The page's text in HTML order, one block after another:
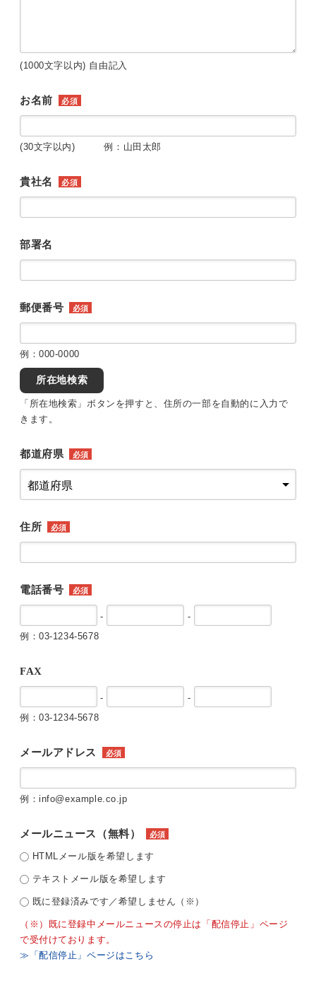
(1000文字以内) 自由記入
お名前 必須
(30文字以内) 例：山田太郎
貴社名 必須
部署名
郵便番号 必須
例：000-0000
所在地検索
「所在地検索」ボタンを押すと、住所の一部を自動的に入力で
きます。
都道府県 必須
住所 必須
電話番号 必須
-
-
例：03-1234-5678
FAX
-
-
例：03-1234-5678
メールアドレス 必須
例：info@example.co.jp
メールニュース（無料） 必須
HTMLメール版を希望します
テキストメール版を希望します
既に登録済みです／希望しません（※）
（※）既に登録中メールニュースの停止は「配信停止」ページ
で受付けております。
≫「配信停止」ページはこちら